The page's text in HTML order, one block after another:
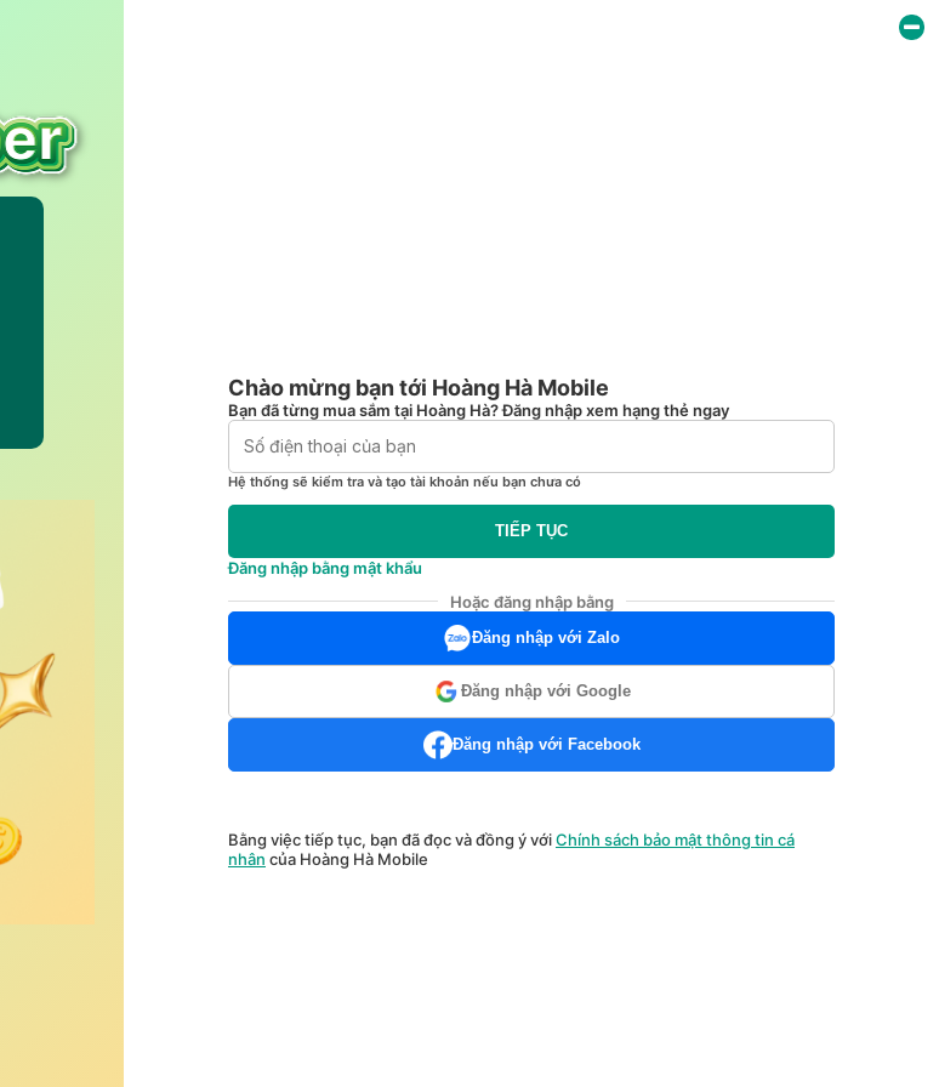
Chào mừng bạn tới Hoàng Hà Mobile
Bạn đã từng mua sắm tại Hoàng Hà? Đăng nhập xem hạng thẻ ngay
Hệ thống sẽ kiểm tra và tạo tài khoản nếu bạn chưa có
TIẾP TỤC
Đăng nhập bằng mật khẩu
Hoặc đăng nhập bằng
Đăng nhập với Zalo
Đăng nhập với Google
Đăng nhập với Facebook
Bằng việc tiếp tục, bạn đã đọc và đồng ý vớiChính sách bảo mật thông tin cá
nhân của Hoàng Hà Mobile